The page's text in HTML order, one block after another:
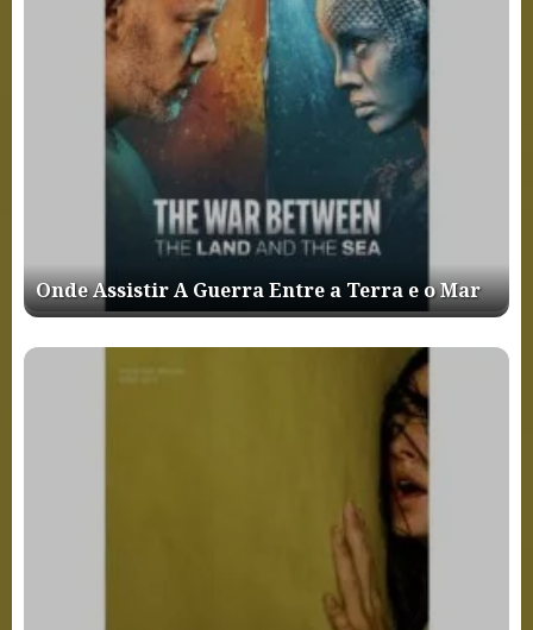
Onde Assistir A Guerra Entre a Terra e o Mar